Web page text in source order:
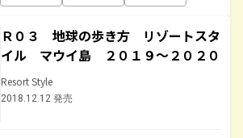
Ｒ０３ 地球の歩き方 リゾートスタ
イル マウイ島 ２０１９～２０２０
Resort Style
2018.12.12 発売